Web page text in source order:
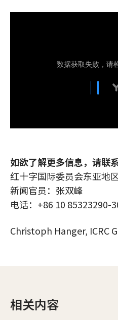
如欲了解更多信息，请联系
红十字国际委员会东亚地
新闻官员：张双峰
电话：+86 10 85323290-
Christoph Hanger, ICRC
相关内容